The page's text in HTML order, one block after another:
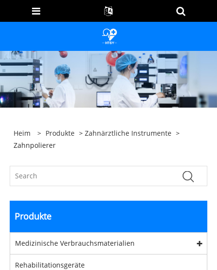
Heim > Produkte >Zahnärztliche Instrumente >
Zahnpolierer
Produkte
Medizinische Verbrauchsmaterialien
Rehabilitationsgeräte